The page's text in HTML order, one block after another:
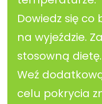
Dowiedz się co
na wyjeździe.
stosowną dietę.
Weź
celu pokrycia